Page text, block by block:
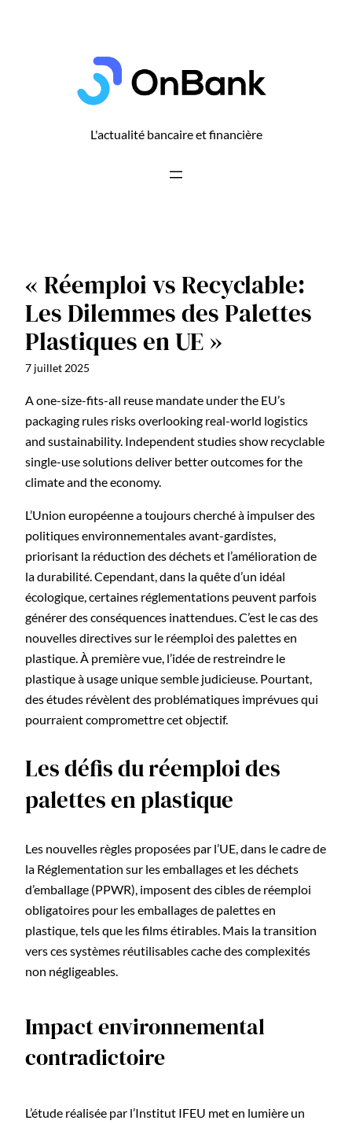
L'actualité bancaire et financière
« Réemploi vs Recyclable:
Les Dilemmes des Palettes
Plastiques en UE »
7 juillet 2025
A one-size-fits-all reuse mandate under the EU’s
packaging rules risks overlooking real-world logistics
and sustainability. Independent studies show recyclable
single-use solutions deliver better outcomes for the
climate and the economy.
L’Union européenne a toujours cherché à impulser des
politiques environnementales avant-gardistes,
priorisant la réduction des déchets et l’amélioration de
la durabilité. Cependant, dans la quête d’un idéal
écologique, certaines réglementations peuvent parfois
générer des conséquences inattendues. C’est le cas des
nouvelles directives sur le réemploi des palettes en
plastique. À première vue, l’idée de restreindre le
plastique à usage unique semble judicieuse. Pourtant,
des études révèlent des problématiques imprévues qui
pourraient compromettre cet objectif.
Les défis du réemploi des
palettes en plastique
Les nouvelles règles proposées par l’UE, dans le cadre de
la Réglementation sur les emballages et les déchets
d’emballage (PPWR), imposent des cibles de réemploi
obligatoires pour les emballages de palettes en
plastique, tels que les films étirables. Mais la transition
vers ces systèmes réutilisables cache des complexités
non négligeables.
Impact environnemental
contradictoire
L’étude réalisée par l’Institut IFEU met en lumière un